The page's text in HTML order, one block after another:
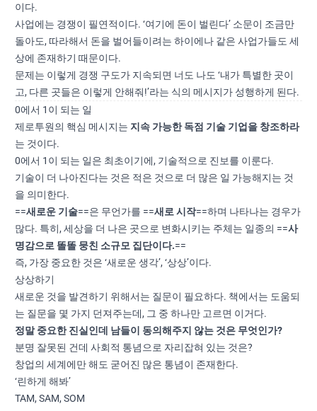
이다.
사업에는 경쟁이 필연적이다. ‘여기에 돈이 벌린다’ 소문이 조금만
돌아도, 따라해서 돈을 벌어들이려는 하이에나 같은 사업가들도 세
상에 존재하기 때문이다.
문제는 이렇게 경쟁 구도가 지속되면 너도 나도 ‘내가 특별한 곳이
고, 다른 곳들은 이렇게 안해줘!’라는 식의 메시지가 성행하게 된다.
0에서 1이 되는 일
제로투원의 핵심 메시지는 지속 가능한 독점 기술 기업을 창조하라
는 것이다.
0에서 1이 되는 일은 최초이기에, 기술적으로 진보를 이룬다.
기술이 더 나아진다는 것은 적은 것으로 더 많은 일 가능해지는 것
을 의미한다.
==새로운 기술==은 무언가를 ==새로 시작==하며 나타나는 경우가
많다. 특히, 세상을 더 나은 곳으로 변화시키는 주체는 일종의 ==사
명감으로 똘똘 뭉친 소규모 집단이다.==
즉, 가장 중요한 것은 ‘새로운 생각’, ‘상상’이다.
상상하기
새로운 것을 발견하기 위해서는 질문이 필요하다. 책에서는 도움되
는 질문을 몇 가지 던져주는데, 그 중 하나만 고르면 이거다.
정말 중요한 진실인데 남들이 동의해주지 않는 것은 무엇인가?
분명 잘못된 건데 사회적 통념으로 자리잡혀 있는 것은?
창업의 세계에만 해도 굳어진 많은 통념이 존재한다.
‘린하게 해봐’
TAM, SAM, SOM